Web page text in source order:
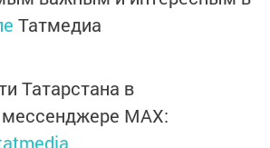
Татмедиа
Татарстана в
мессенджере MАХ: